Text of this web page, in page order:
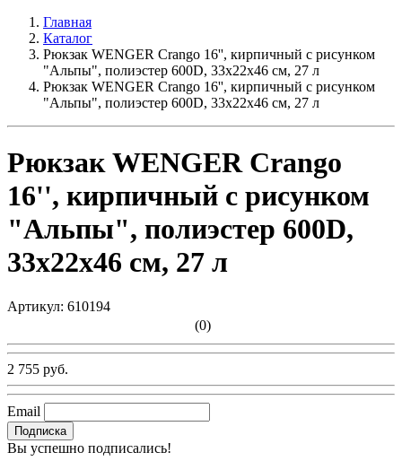
Главная
Каталог
Рюкзак WENGER Crango 16'', кирпичный с рисунком
"Альпы", полиэстер 600D, 33x22x46 см, 27 л
Рюкзак WENGER Crango 16'', кирпичный с рисунком
"Альпы", полиэстер 600D, 33x22x46 см, 27 л
Рюкзак WENGER Crango
16'', кирпичный с рисунком
"Альпы", полиэстер 600D,
33x22x46 см, 27 л
Артикул: 610194
(0)
2 755 руб.
Email
Подписка
Вы успешно подписались!